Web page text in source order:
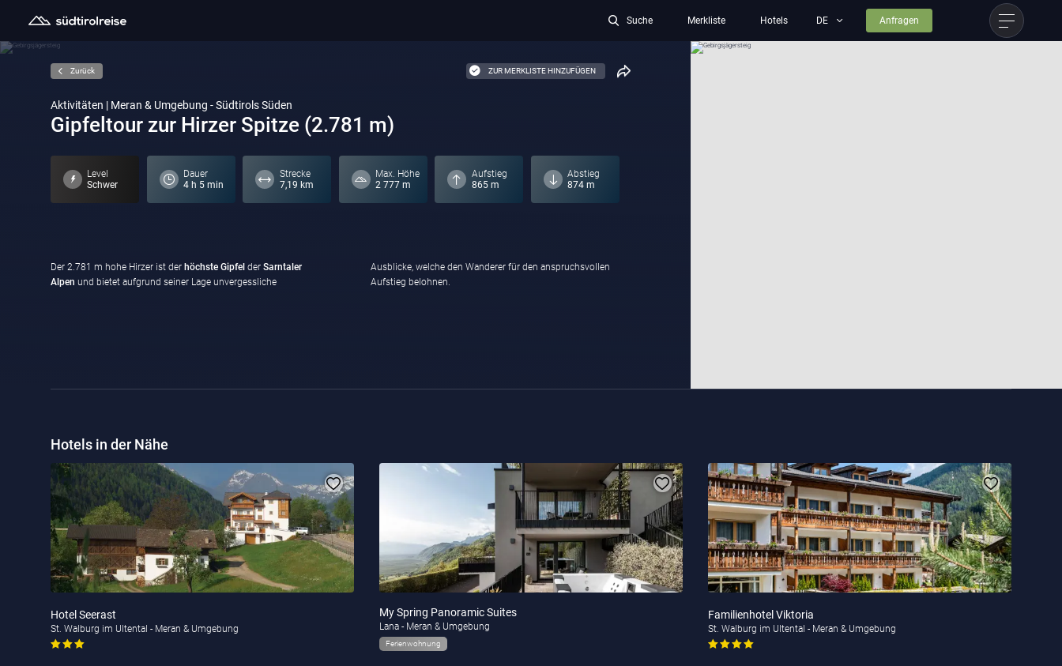
Suche Merkliste Hotels Anfragen
ZUR MERKLISTE HINZUFÜGEN
Zurück
Aktivitäten | Meran & Umgebung - Südtirols Süden
Gipfeltour zur Hirzer Spitze (2.781 m)
Level
Schwer
Dauer
4 h 5 min
Strecke
7,19 km
Max. Höhe
2 777 m
Aufstieg
865 m
Abstieg
874 m
Der 2.781 m hohe Hirzer ist der höchste Gipfel der Sarntaler
Alpen und bietet aufgrund seiner Lage unvergessliche
Ausblicke, welche den Wanderer für den anspruchsvollen
Aufstieg belohnen.
Hotels in der Nähe
Hotel Seerast
St. Walburg im Ultental - Meran & Umgebung
My Spring Panoramic Suites
Lana - Meran & Umgebung
Ferienwohnung
Familienhotel Viktoria
St. Walburg im Ultental - Meran & Umgebung